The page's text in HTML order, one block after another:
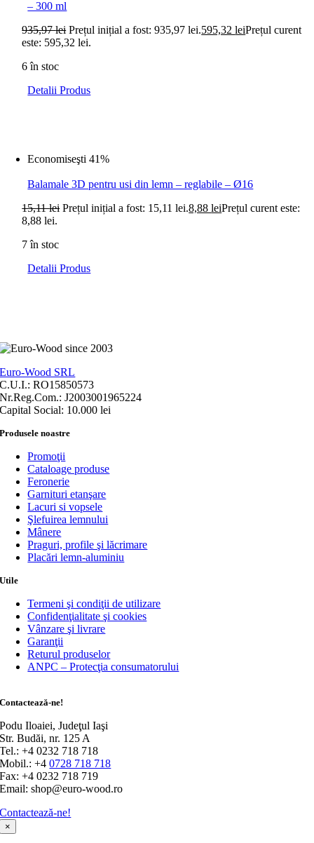
– 300 ml
935,97lei Prețul inițial a fost: 935,97 lei.595,32leiPrețul curent
este: 595,32 lei.
6 în stoc
Detalii Produs
Economiseşti 41%
Balamale 3D pentru usi din lemn – reglabile – Ø16
15,11lei Prețul inițial a fost: 15,11 lei.8,88leiPrețul curent este:
8,88 lei.
7 în stoc
Detalii Produs
Euro-Wood SRL
C.U.I.: RO15850573
Nr.Reg.Com.: J2003001965224
Capital Social: 10.000 lei
Produsele noastre
Promoţii
Cataloage produse
Feronerie
Garnituri etanşare
Lacuri si vopsele
Şlefuirea lemnului
Mânere
Praguri, profile şi lăcrimare
Placări lemn-aluminiu
Utile
Termeni şi condiţii de utilizare
Confidenţialitate şi cookies
Vânzare şi livrare
Garanţii
Returul produselor
ANPC – Protecţia consumatorului
Contactează-ne!
Podu Iloaiei, Judeţul Iaşi
Str. Budăi, nr. 125 A
Tel.: +4 0232 718 718
Mobil.: +40728 718 718
Fax: +4 0232 718 719
Email: shop@euro-wood.ro
Contactează-ne!
×